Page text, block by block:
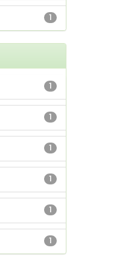
1
1
1
1
1
1
1